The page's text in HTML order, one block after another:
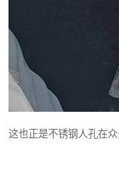
这也正是不锈钢人孔在